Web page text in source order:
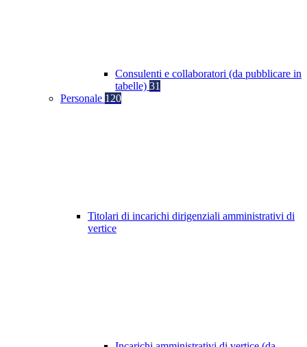
Consulenti e collaboratori (da pubblicare in
tabelle) 31
Personale 120
Titolari di incarichi dirigenziali amministrativi di
vertice